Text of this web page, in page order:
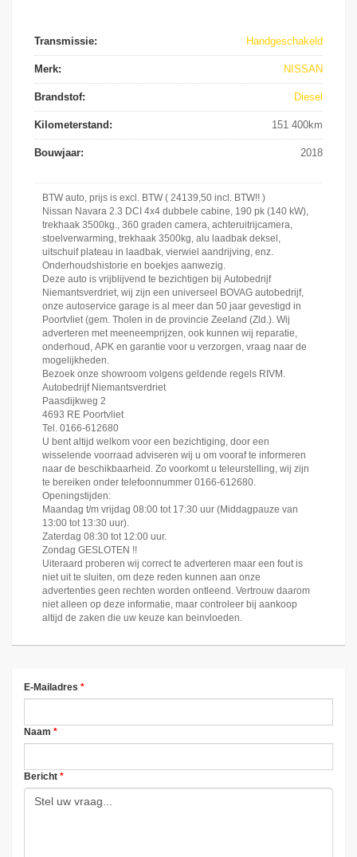
Transmissie: Handgeschakeld
Merk: NISSAN
Brandstof: Diesel
Kilometerstand: 151 400km
Bouwjaar: 2018
BTW auto, prijs is excl. BTW ( 24139,50 incl. BTW!! )
Nissan Navara 2.3 DCI 4x4 dubbele cabine, 190 pk (140 kW),
trekhaak 3500kg., 360 graden camera, achteruitrijcamera,
stoelverwarming, trekhaak 3500kg, alu laadbak deksel,
uitschuif plateau in laadbak, vierwiel aandrijving, enz.
Onderhoudshistorie en boekjes aanwezig.
Deze auto is vrijblijvend te bezichtigen bij Autobedrijf
Niemantsverdriet, wij zijn een universeel BOVAG autobedrijf,
onze autoservice garage is al meer dan 50 jaar gevestigd in
Poortvliet (gem. Tholen in de provincie Zeeland (Zld.). Wij
adverteren met meeneemprijzen, ook kunnen wij reparatie,
onderhoud, APK en garantie voor u verzorgen, vraag naar de
mogelijkheden.
Bezoek onze showroom volgens geldende regels RIVM.
Autobedrijf Niemantsverdriet
Paasdijkweg 2
4693 RE Poortvliet
Tel. 0166-612680
U bent altijd welkom voor een bezichtiging, door een
wisselende voorraad adviseren wij u om vooraf te informeren
naar de beschikbaarheid. Zo voorkomt u teleurstelling, wij zijn
te bereiken onder telefoonnummer 0166-612680.
Openingstijden:
Maandag t/m vrijdag 08:00 tot 17:30 uur (Middagpauze van
13:00 tot 13:30 uur).
Zaterdag 08:30 tot 12:00 uur.
Zondag GESLOTEN !!
Uiteraard proberen wij correct te adverteren maar een fout is
niet uit te sluiten, om deze reden kunnen aan onze
advertenties geen rechten worden ontleend. Vertrouw daarom
niet alleen op deze informatie, maar controleer bij aankoop
altijd de zaken die uw keuze kan beinvloeden.
E-Mailadres *
Naam *
Bericht *